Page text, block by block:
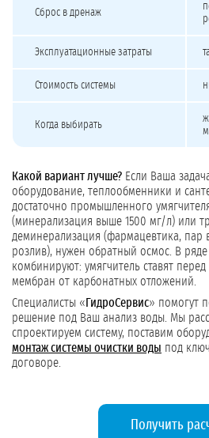
Сброс в дренаж
Эксплуатационные затраты
Стоимость системы
Когда выбирать
Какой вариант лучше? Если Ваша
оборудование, теплообменники и
достаточно промышленного
(минерализация выше 1500 мг/л) или
деминерализация (фармацевтика, пар
розлив), нужен обратный осмос. В ряде
комбинируют: умягчитель ставят
мембран от карбонатных отложений.
Специалисты «ГидроСервис» помогут
решение под Ваш анализ воды. Мы
спроектируем систему, поставим
монтаж системы очистки воды под
договоре.
Получить